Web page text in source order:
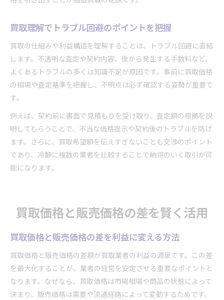
買取理解でトラブル回避のポイントを把握
買取の仕組みや利益構造を理解することは、トラブル回避に直結
します。不透明な査定や契約内容、後から発生する手数料など、
よくあるトラブルの多くは知識不足が原因です。事前に買取価格
の相場や査定基準を把握し、不明点は必ず確認する姿勢が重要で
す。
例えば、契約前に書面で見積もりを受け取り、査定額の根拠を説
明してもらうことで、不当な価格提示や契約後のトラブルを防げ
ます。さらに、買取希望額を伝えすぎないことも交渉のポイント
であり、冷静に複数の業者を比較することで納得のいく取引が可
能になります。
買取価格と販売価格の差を賢く活用
買取価格と販売価格の差を利益に変える方法
買取価格と販売価格の差額が買取業者の利益の源泉です。この差
を最大化することが、業者の経営を安定させる重要なポイントと
なります。なぜなら、買取価格は市場相場や商品の状態によって
決まり、販売価格は需要や流通経路によって変動するためです。